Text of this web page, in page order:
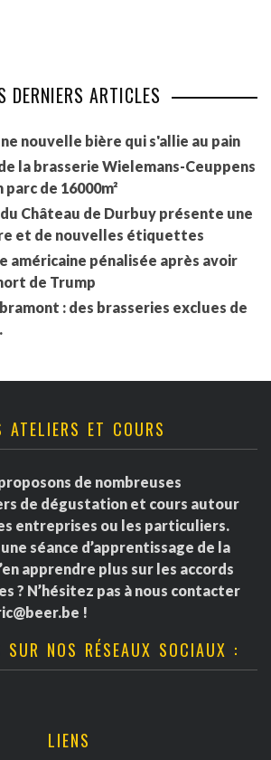
DERNIERS ARTICLES
nouvelle bière qui s'allie au pain
la brasserie Wielemans-Ceuppens
de 16000m²
Château de Durbuy présente une
et de nouvelles étiquettes
américaine pénalisée après avoir
de Trump
: des brasseries exclues de
ATELIERS ET COURS
de nombreuses
de dégustation et cours autour
entreprises ou les particuliers.
séance d’apprentissage de la
apprendre plus sur les accords
? N’hésitez pas à nous contacter
!
SUR NOS RÉSEAUX SOCIAUX :
LIENS